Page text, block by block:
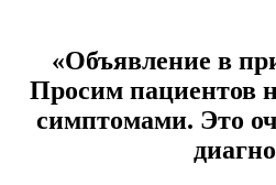
«Объявление в
Просим пациентов
симптомами. Это